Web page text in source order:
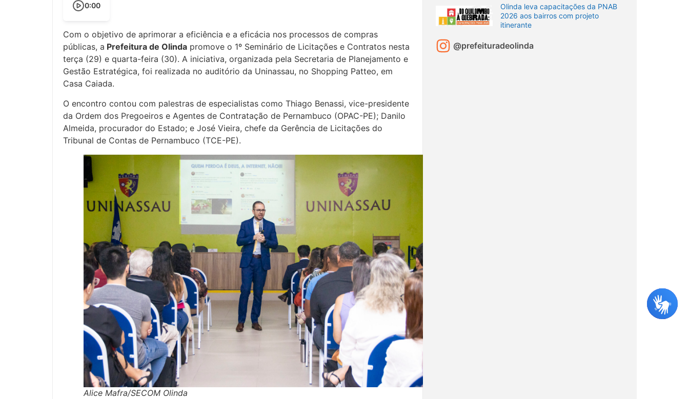
0:00
Com o objetivo de aprimorar a eficiência e a eficácia nos processos de compras
públicas, a Prefeitura de Olinda promove o 1º Seminário de Licitações e Contratos nesta
terça (29) e quarta-feira (30). A iniciativa, organizada pela Secretaria de Planejamento e
Gestão Estratégica, foi realizada no auditório da Uninassau, no Shopping Patteo, em
Casa Caiada.
O encontro contou com palestras de especialistas como Thiago Benassi, vice-presidente
da Ordem dos Pregoeiros e Agentes de Contratação de Pernambuco (OPAC-PE); Danilo
Almeida, procurador do Estado; e José Vieira, chefe da Gerência de Licitações do
Tribunal de Contas de Pernambuco (TCE-PE).
Alice Mafra/SECOM Olinda
Olinda leva capacitações da PNAB
2026 aos bairros com projeto
itinerante
@prefeituradeolinda